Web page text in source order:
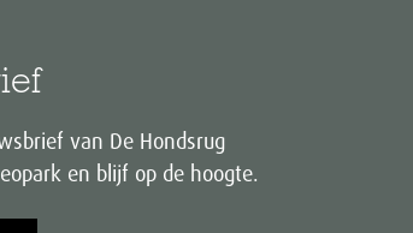
van De Hondsrug
en blijf op de hoogte.